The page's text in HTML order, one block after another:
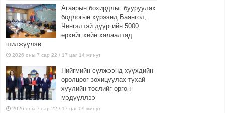
Агаарын бохирдлыг бууруулах
бодлогын хүрээнд Баянгол,
Чингэлтэй дүүргийн 5000
өрхийг хийн халаалтад
шилжүүлэв
2026 оны 7 сар 22 / 17 цаг 14 минут
Нийгмийн сүлжээнд хүүхдийн
оролцоог зохицуулах тухай
хуулийн төслийг өргөн
мэдүүллээ
2026 оны 7 сар 22 / 17 цаг 09 минут